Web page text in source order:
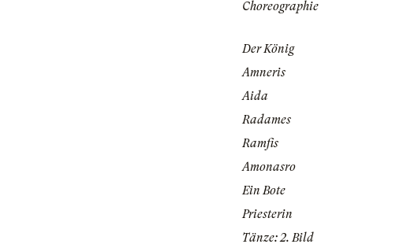
Choreographie
Der König
Amneris
Aida
Radames
Ramfis
Amonasro
Ein Bote
Priesterin
Tänze: 2. Bild